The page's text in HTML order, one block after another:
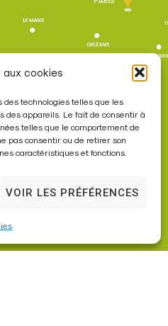
cookies
des technologies telles que les
des appareils. Le fait de consentir à
telles que le comportement de
pas consentir ou de retirer son
caractéristiques et fonctions.
VOIR LES PRÉFÉRENCES